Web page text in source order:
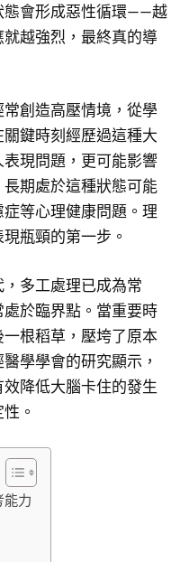
態會形成惡性循環——越
越強烈，最終真的導
創造高壓情境，從學
鍵時刻經歷過這種大
現問題，更可能影響
期處於這種狀態可能
等心理健康問題。理
瓶頸的第一步。
多工處理已成為常
於臨界點。當重要時
根稻草，壓垮了原本
學學會的研究顯示，
降低大腦卡住的發生
。
能力